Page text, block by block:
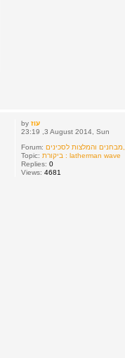
byעוז
23:19 ,3 August 2014, Sun
Forum:והמלצות לסכינים
Topic:
ביקורת : latherman wave
Replies:0
Views:4681